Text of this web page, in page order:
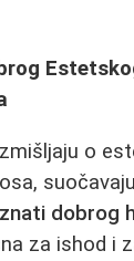
o
dobrog
za ishod i